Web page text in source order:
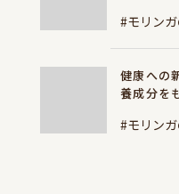
#モリン
健康への
養成分を
#モリン